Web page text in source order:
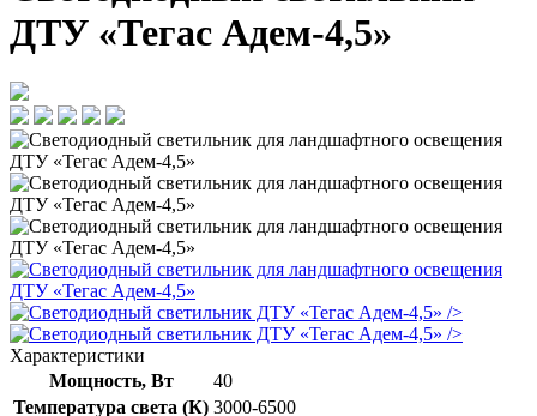
ДТУ «Тегас Адем-4,5»
/>
/>
Характеристики
Мощность, Вт
40
Температура света (К) 3000-6500